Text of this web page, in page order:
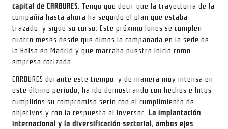
capital de CARBURES. Tengo que decir que la trayectoria de la
compañía hasta ahora ha seguido el plan que estaba
trazado, y sigue su curso. Este próximo lunes se cumplen
cuatro meses desde que dimos la campanada en la sede de
la Bolsa en Madrid y que marcaba nuestro inicio como
empresa cotizada.
CARBURES durante este tiempo, y de manera muy intensa en
este último período, ha ido demostrando con hechos e hitos
cumplidos su compromiso serio con el cumplimiento de
objetivos y con la respuesta al inversor. La implantación
internacional y la diversificación sectorial, ambos ejes